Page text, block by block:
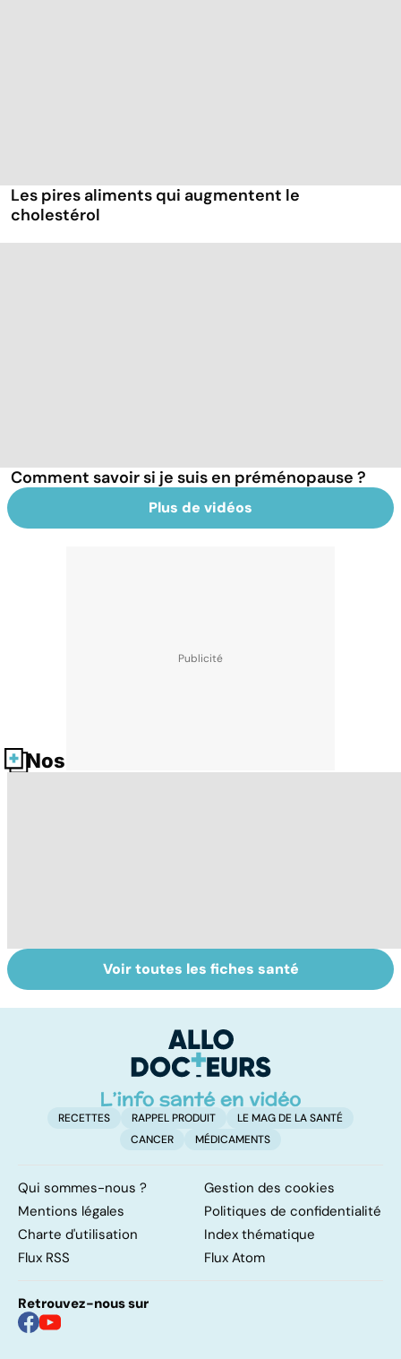
Les pires aliments qui augmentent le
cholestérol
Comment savoir si je suis en préménopause ?
Plus de vidéos
Nos fiches santé
La tuberculose
pulmonaire
Cancer du
poumon : le
traitements
Voir toutes les fiches santé
RECETTES RAPPEL PRODUIT
LE MAG DE LA SANTÉ
CANCER
MÉDICAMENTS
Qui sommes-nous ?
Gestion des cookies
Mentions légales
Politiques de confidentialité
Charte d'utilisation
Index thématique
Flux RSS
Flux Atom
Retrouvez-nous sur